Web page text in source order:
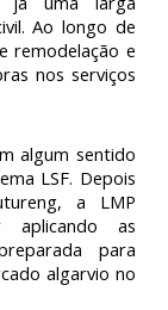
Ao longo de
remodelação e
nos serviços
algum sentido
LSF. Depois
a LMP
aplicando as
para
algarvio no